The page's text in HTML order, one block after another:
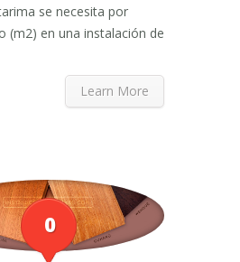
se necesita por
(m2) en una instalación de
Learn More
0